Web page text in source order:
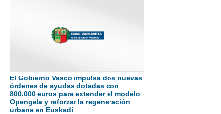
El Gobierno Vasco impulsa dos nuevas
órdenes de ayudas dotadas con
800.000 euros para extender el modelo
Opengela y reforzar la regeneración
urbana en Euskadi